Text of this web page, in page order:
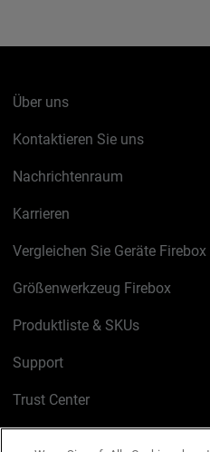
Über uns
Kontaktieren Sie uns
Nachrichtenraum
Karrieren
Vergleichen Sie Geräte Firebox
Größenwerkzeug Firebox
Produktliste & SKUs
Support
Trust Center